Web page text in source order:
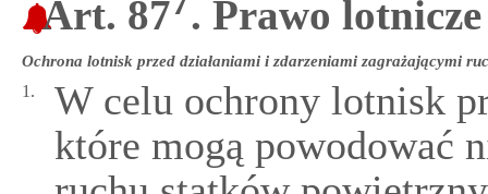
Art. 87 . Prawo lotnicze
Ochrona lotnisk przed działaniami i zdarzeniami zagrażającymi
1.
W celu ochrony lotnisk
które mogą powodować